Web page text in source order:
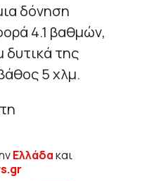
δόνηση
4.1 βαθμών,
δυτικά της
5 χλμ.
Ελλάδακαι